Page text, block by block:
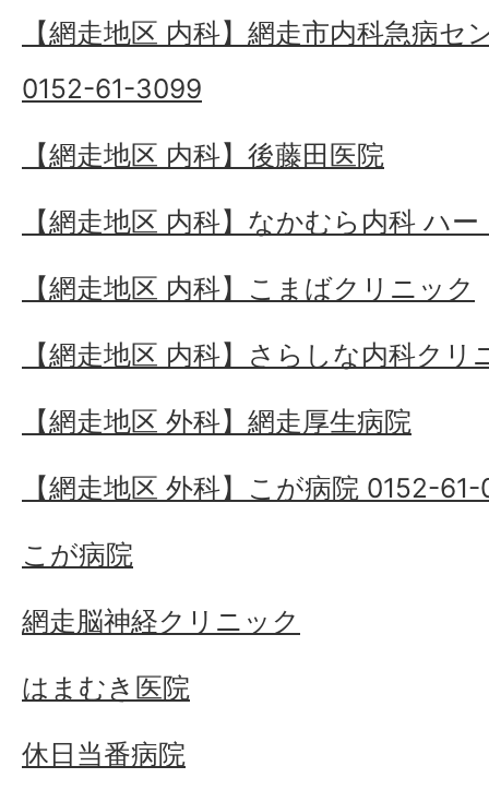
【網走地区 内科】網走市内科急病セ
0152-61-3099
【網走地区 内科】後藤田医院
【網走地区 内科】なかむら内科 ハ
【網走地区 内科】こまばクリニック
【網走地区 内科】さらしな内科クリ
【網走地区 外科】網走厚生病院
【網走地区 外科】こが病院 0152-61-
こが病院
網走脳神経クリニック
はまむき医院
休日当番病院